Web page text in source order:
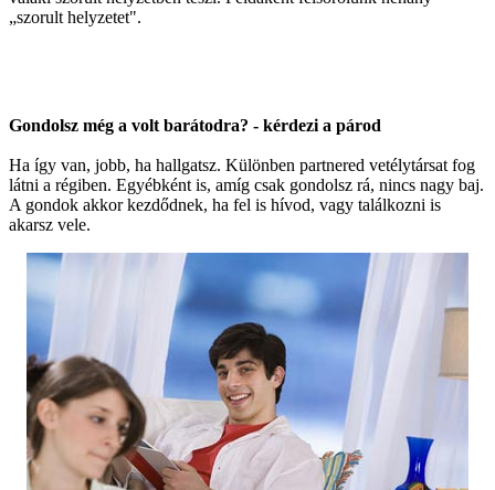
„szorult helyzetet".
Gondolsz még a volt barátodra? - kérdezi a párod
Ha így van, jobb, ha hallgatsz. Különben partnered vetélytársat fog
látni a régiben. Egyébként is, amíg csak gondolsz rá, nincs nagy baj.
A gondok akkor kezdődnek, ha fel is hívod, vagy találkozni is
akarsz vele.